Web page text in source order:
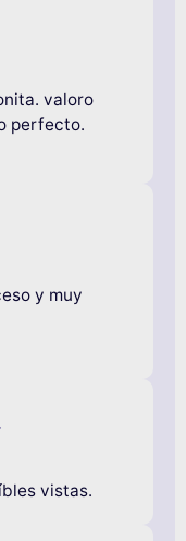
valoro
perfecto.
y muy
vistas.